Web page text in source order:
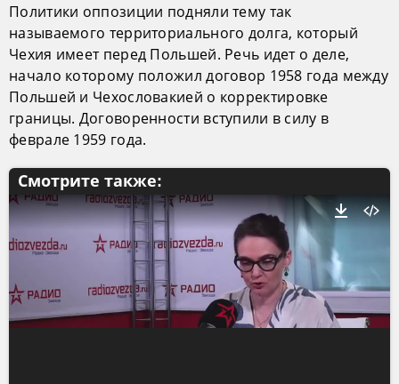
Политики оппозиции подняли тему так
называемого территориального долга, который
Чехия имеет перед Польшей. Речь идет о деле,
начало которому положил договор 1958 года между
Польшей и Чехословакией о корректировке
границы. Договоренности вступили в силу в
феврале 1959 года.
Смотрите также: